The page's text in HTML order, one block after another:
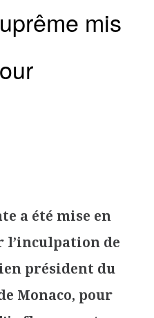
mis
a été mise en
l’inculpation de
président du
Monaco, pour